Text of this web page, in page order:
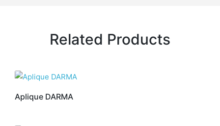
Related Products
Aplique DARMA